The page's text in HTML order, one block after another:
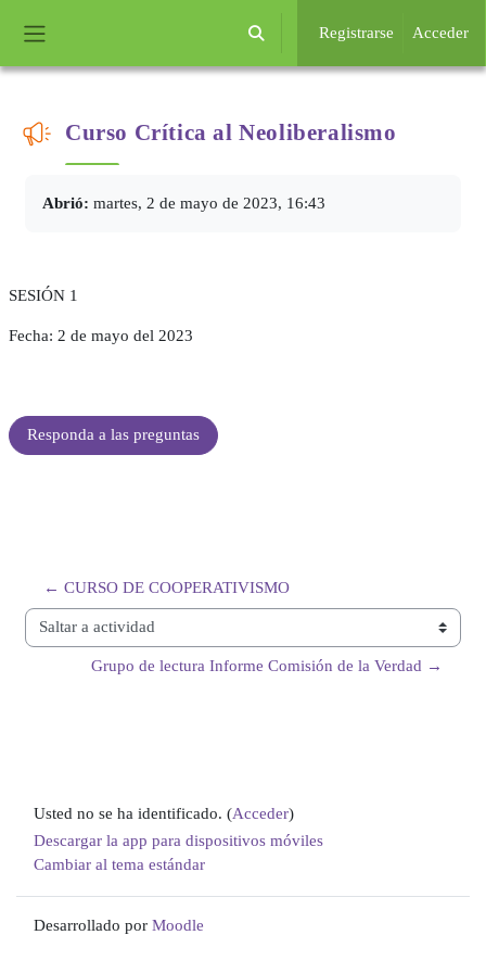
Selector de búsqueda de entrada
Registrarse Acceder
Curso Crítica al Neoliberalismo
Abrió: martes, 2 de mayo de 2023, 16:43
SESIÓN 1
Fecha: 2 de mayo del 2023
Responda a las preguntas
← CURSO DE COOPERATIVISMO
Saltar a actividad
Grupo de lectura Informe Comisión de la Verdad →
Usted no se ha identificado. (Acceder)
Descargar la app para dispositivos móviles
Cambiar al tema estándar
Desarrollado por Moodle